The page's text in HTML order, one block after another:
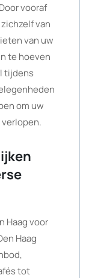
vooraf
van
van uw
te hoeven
tijdens
om uw
Haag voor
Haag
tot